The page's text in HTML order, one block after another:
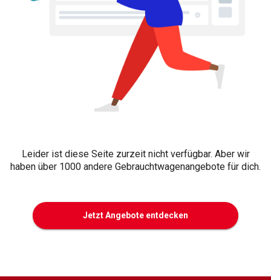
Leider ist diese Seite zurzeit nicht verfügbar. Aber wir
haben über 1000 andere Gebrauchtwagenangebote für dich.
Jetzt Angebote entdecken